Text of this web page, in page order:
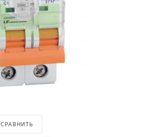
СРАВНИТЬ